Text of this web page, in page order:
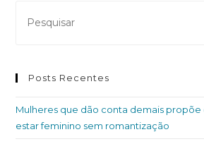
Posts Recentes
Mulheres que dão conta demais
estar feminino sem romantização